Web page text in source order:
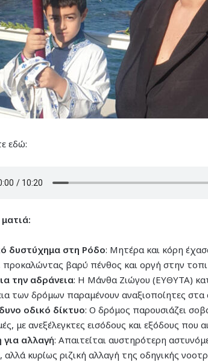
εδώ:
δυστύχημα στη Ρόδο: Μητέρα και κόρη
προκαλώντας βαρύ πένθος και οργή στην
την αδράνεια: Η Μάνθα Ζιώγου (ΕΥΘΥΤΑ)
των δρόμων παραμένουν αναξιοποίητες
οδικό δίκτυο: Ο δρόμος παρουσιάζει
με ανεξέλεγκτες εισόδους και εξόδους που
για αλλαγή: Απαιτείται αυστηρότερη
αλλά κυρίως ριζική αλλαγή της οδηγικής